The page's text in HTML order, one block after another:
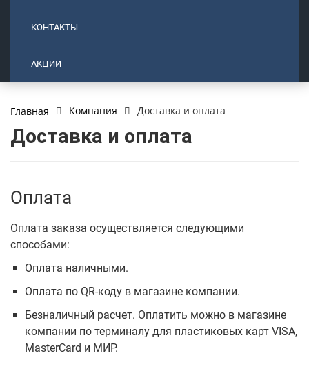
КОНТАКТЫ
АКЦИИ
Главная Компания Доставка и оплата
Доставка и оплата
Оплата
Оплата заказа осуществляется следующими
способами:
Оплата наличными.
Оплата по QR-коду в магазине компании.
Безналичный расчет. Оплатить можно в магазине
компании по терминалу для пластиковых карт VISA,
MasterCard и МИР.